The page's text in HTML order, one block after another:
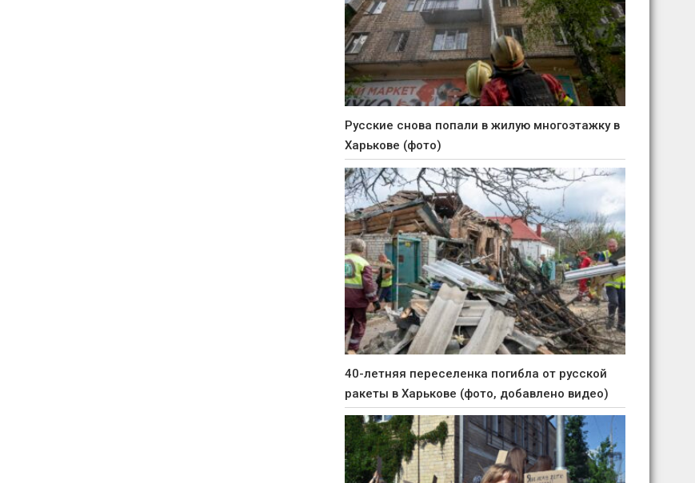
Русские снова попали в жилую многоэтажку в
Харькове (фото)
40-летняя переселенка погибла от русской
ракеты в Харькове (фото, добавлено видео)